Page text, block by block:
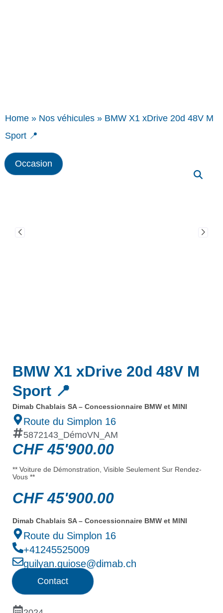
Home » Nos véhicules » BMW X1 xDrive 20d 48V M
Sport 📍
Occasion
BMW X1 xDrive 20d 48V M
Sport 📍
Dimab Chablais SA – Concessionnaire BMW et MINI
Route du Simplon 16
5872143_DémoVN_AM
CHF45'900.00
** Voiture de Démonstration, Visible Seulement Sur Rendez-
Vous **
CHF45'900.00
Dimab Chablais SA – Concessionnaire BMW et MINI
Route du Simplon 16
+41245525009
guilyan.guiose@dimab.ch
Contact